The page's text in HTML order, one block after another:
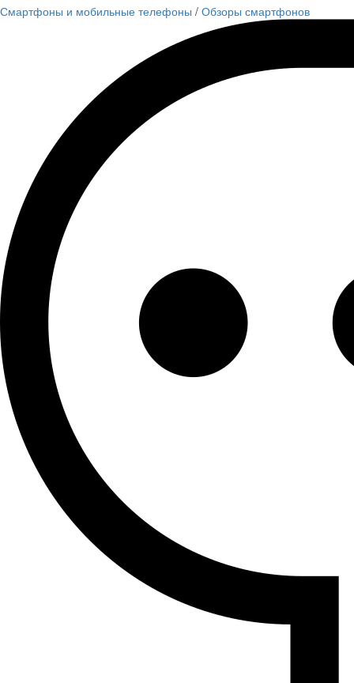
Смартфоны и мобильные телефоны / Обзоры смартфонов